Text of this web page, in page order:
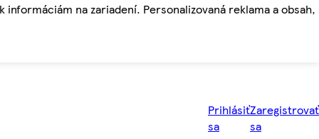
na zariadení. Personalizovaná reklama a obsah,
Prihlásiť
sa
Zaregistrovať
sa